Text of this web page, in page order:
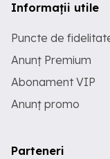
Informații utile
Puncte de
Anunț Premium
Abonament VIP
Anunț promo
Parteneri